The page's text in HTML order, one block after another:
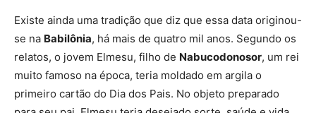
Existe ainda uma tradição que diz que essa data originou-
se na Babilônia, há mais de quatro mil anos. Segundo os
relatos, o jovem Elmesu, filho de Nabucodonosor, um rei
muito famoso na época, teria moldado em argila o
primeiro cartão do Dia dos Pais. No objeto preparado